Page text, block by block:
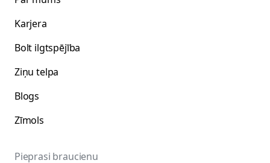
Karjera
Bolt ilgtspējība
Ziņu telpa
Blogs
Zīmols
Pieprasi braucienu